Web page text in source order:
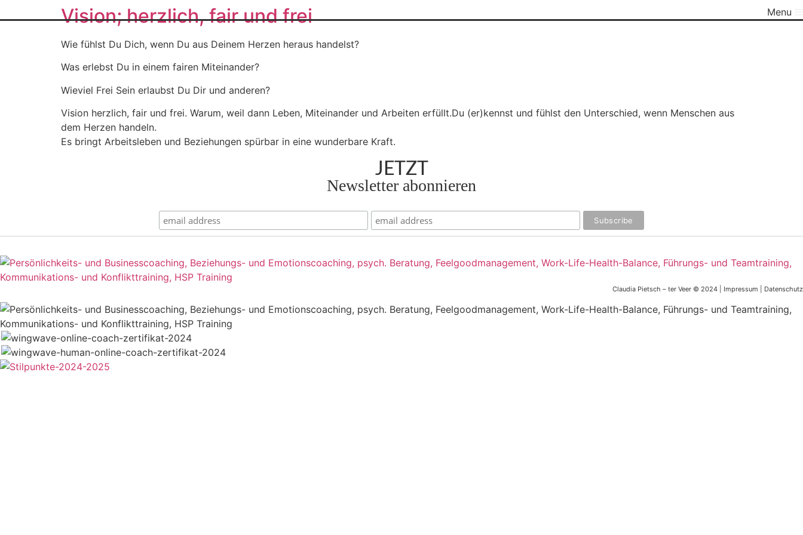
Menu
Vision; herzlich, fair und frei
Wie fühlst Du Dich, wenn Du aus Deinem Herzen heraus handelst?
Was erlebst Du in einem fairen Miteinander?
Wieviel Frei Sein erlaubst Du Dir und anderen?
Vision herzlich, fair und frei. Warum, weil dann Leben, Miteinander und Arbeiten erfüllt.Du (er)kennst und fühlst den Unterschied, wenn Menschen aus
dem Herzen handeln.
Es bringt Arbeitsleben und Beziehungen spürbar in eine wunderbare Kraft.
JETZT
Newsletter abonnieren
Claudia Pietsch – ter Veer © 2024 | Impressum Datenschutz